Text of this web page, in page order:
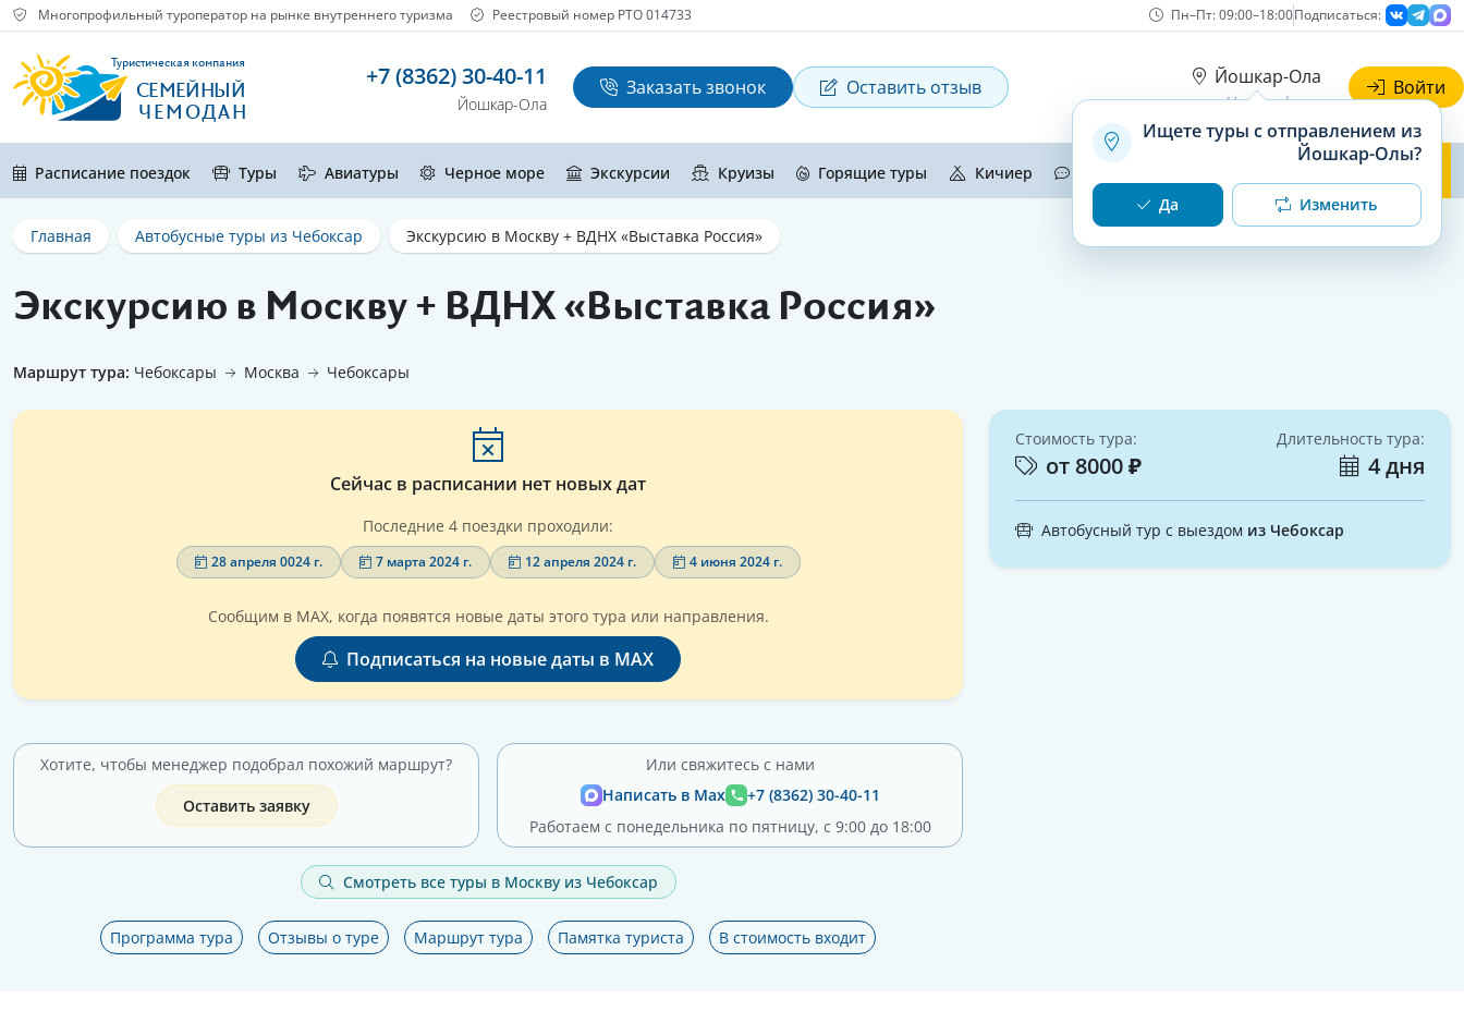
Многопрофильный туроператор на рынке внутреннего туризма Реестровый номер РТО 014733 Пн–Пт: 09:00–18:00Подписаться:
Туристическая компания
СЕМЕЙНЫЙ
ЧЕМОДАН
+7 (8362) 30-40-11
Йошкар-Ола
Заказать звонок Оставить отзыв Йошкар-Ола
Ищете туры с отправлением из
Йошкар-Олы?
Да Изменить
Наши офисы
Войти
Расписание поездок Туры Авиатуры Черное море Экскурсии Круизы Горящие туры Кичиер
Главная Автобусные туры из Чебоксар Экскурсию в Москву + ВДНХ «Выставка Россия»
Экскурсию в Москву + ВДНХ «Выставка Россия»
Маршрут тура: Чебоксары Москва Чебоксары
Сейчас в расписании нет новых дат
Последние 4 поездки проходили:
28 апреля 0024 г. 7 марта 2024 г. 12 апреля 2024 г. 4 июня 2024 г.
Сообщим в MAX, когда появятся новые даты этого тура или направления.
Подписаться на новые даты в MAX
Хотите, чтобы менеджер подобрал похожий маршрут?
Оставить заявку
Или свяжитесь с нами
Написать в Max
+7 (8362) 30-40-11
Работаем с понедельника по пятницу, с 9:00 до 18:00
Смотреть все туры в Москву из Чебоксар
Программа тура Отзывы о туре Маршрут тура Памятка туриста В стоимость входит
Стоимость тура:
от 8000 ₽
Длительность тура:
4 дня
Автобусный тур с выездом из Чебоксар